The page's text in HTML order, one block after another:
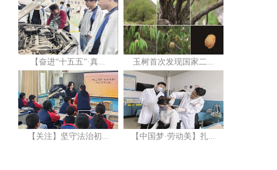
【奋进“十五五”·真... 玉树首次发现国家二...
【关注】坚守法治初... 【中国梦·劳动美】扎...